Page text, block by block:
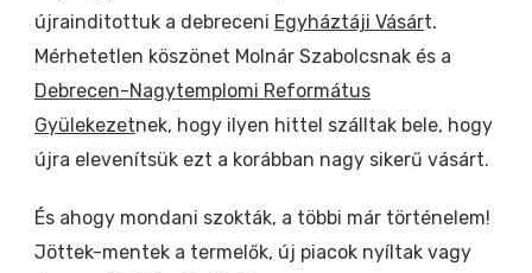
újrainditottuk a debreceni Egyháztáji Vásárt.
Mérhetetlen köszönet Molnár Szabolcsnak és a
Debrecen-Nagytemplomi Református
Gyülekezetnek, hogy ilyen hittel szálltak bele, hogy
újra elevenítsük ezt a korábban nagy sikerű vásárt.
És ahogy mondani szokták, a többi már történelem!
Jöttek-mentek a termelők, új piacok nyíltak vagy